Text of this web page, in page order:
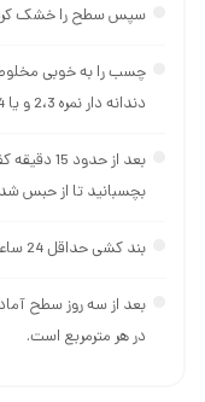
سپس سطح را خشک کرده
چسب را به خوبی
دندانه دار نمره 2،3 و یا 4(بسته به نوع کاربرد) پخش نمایید.
بعد از
بچسبانید تا از حبس
بند کشی حداقل 24 ساعت بعد از عملیات فوق انجام گیرد.
در هر مترمربع است.